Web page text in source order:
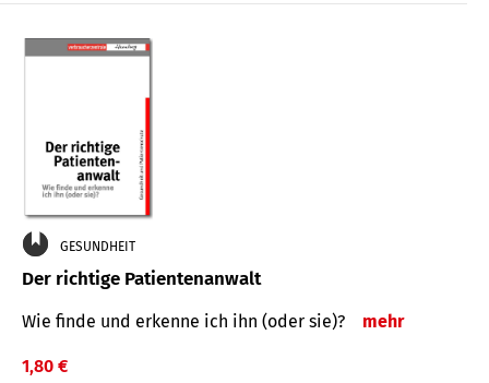
GESUNDHEIT
Der richtige Patientenanwalt
Wie finde und erkenne ich ihn (oder sie)? mehr
1,80 €